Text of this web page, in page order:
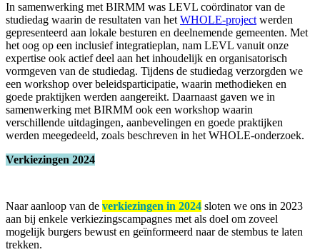
In samenwerking met BIRMM was LEVL coördinator van de
studiedag waarin de resultaten van het WHOLE-project werden
gepresenteerd aan lokale besturen en deelnemende gemeenten. Met
het oog op een inclusief integratieplan, nam LEVL vanuit onze
expertise ook actief deel aan het inhoudelijk en organisatorisch
vormgeven van de studiedag. Tijdens de studiedag verzorgden we
een workshop over beleidsparticipatie, waarin methodieken en
goede praktijken werden aangereikt. Daarnaast gaven we in
samenwerking met BIRMM ook een workshop waarin
verschillende uitdagingen, aanbevelingen en goede praktijken
werden meegedeeld, zoals beschreven in het WHOLE-onderzoek.
Verkiezingen 2024
Naar aanloop van de verkiezingen in 2024 sloten we ons in 2023
aan bij enkele verkiezingscampagnes met als doel om zoveel
mogelijk burgers bewust en geïnformeerd naar de stembus te laten
trekken.